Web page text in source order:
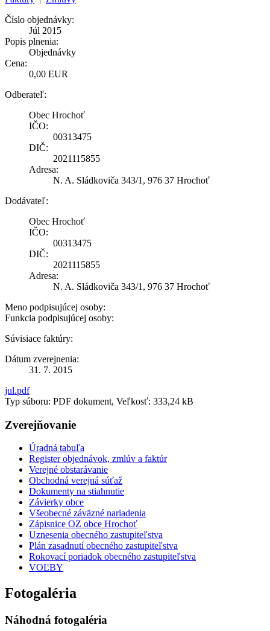
Číslo objednávky:
Júl 2015
Popis plnenia:
Objednávky
Cena:
0,00 EUR
Odberateľ:
Obec Hrochoť
IČO:
00313475
DIČ:
2021115855
Adresa:
N. A. Sládkoviča 343/1, 976 37 Hrochoť
Dodávateľ:
Obec Hrochoť
IČO:
00313475
DIČ:
2021115855
Adresa:
N. A. Sládkoviča 343/1, 976 37 Hrochoť
Meno podpisujúcej osoby:
Funkcia podpisujúcej osoby:
Súvisiace faktúry:
Dátum zverejnenia:
31. 7. 2015
jul.pdf
Typ súboru: PDF dokument, Veľkosť: 333,24 kB
Zverejňovanie
Úradná tabuľa
Register objednávok, zmlúv a faktúr
Verejné obstarávanie
Obchodná verejná súťaž
Dokumenty na stiahnutie
Závierky obce
Všeobecné záväzné nariadenia
Zápisnice OZ obce Hrochoť
Uznesenia obecného zastupiteľstva
Plán zasadnutí obecného zastupiteľstva
Rokovací poriadok obecného zastupiteľstva
VOĽBY
Fotogaléria
Náhodná fotogaléria